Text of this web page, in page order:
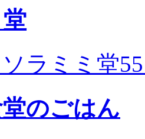
ラミミ堂
のごはん